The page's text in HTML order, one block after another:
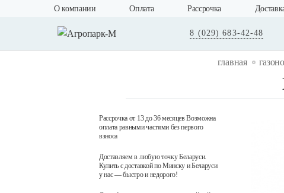
О компании Оплата Рассрочка
8 (029) 683-42-48
главная
Рассрочка от 13 до 36 месяцев Возможна
оплата равными частями без первого
взноса
Доставляем в любую точку Беларуси.
Купить с доставкой по Минску и Беларуси
у нас — быстро и недорого!